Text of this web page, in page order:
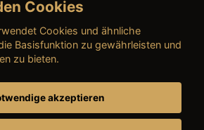
Cookies
Cookies und ähnliche
Basisfunktion zu gewährleisten und
zu bieten.
akzeptieren